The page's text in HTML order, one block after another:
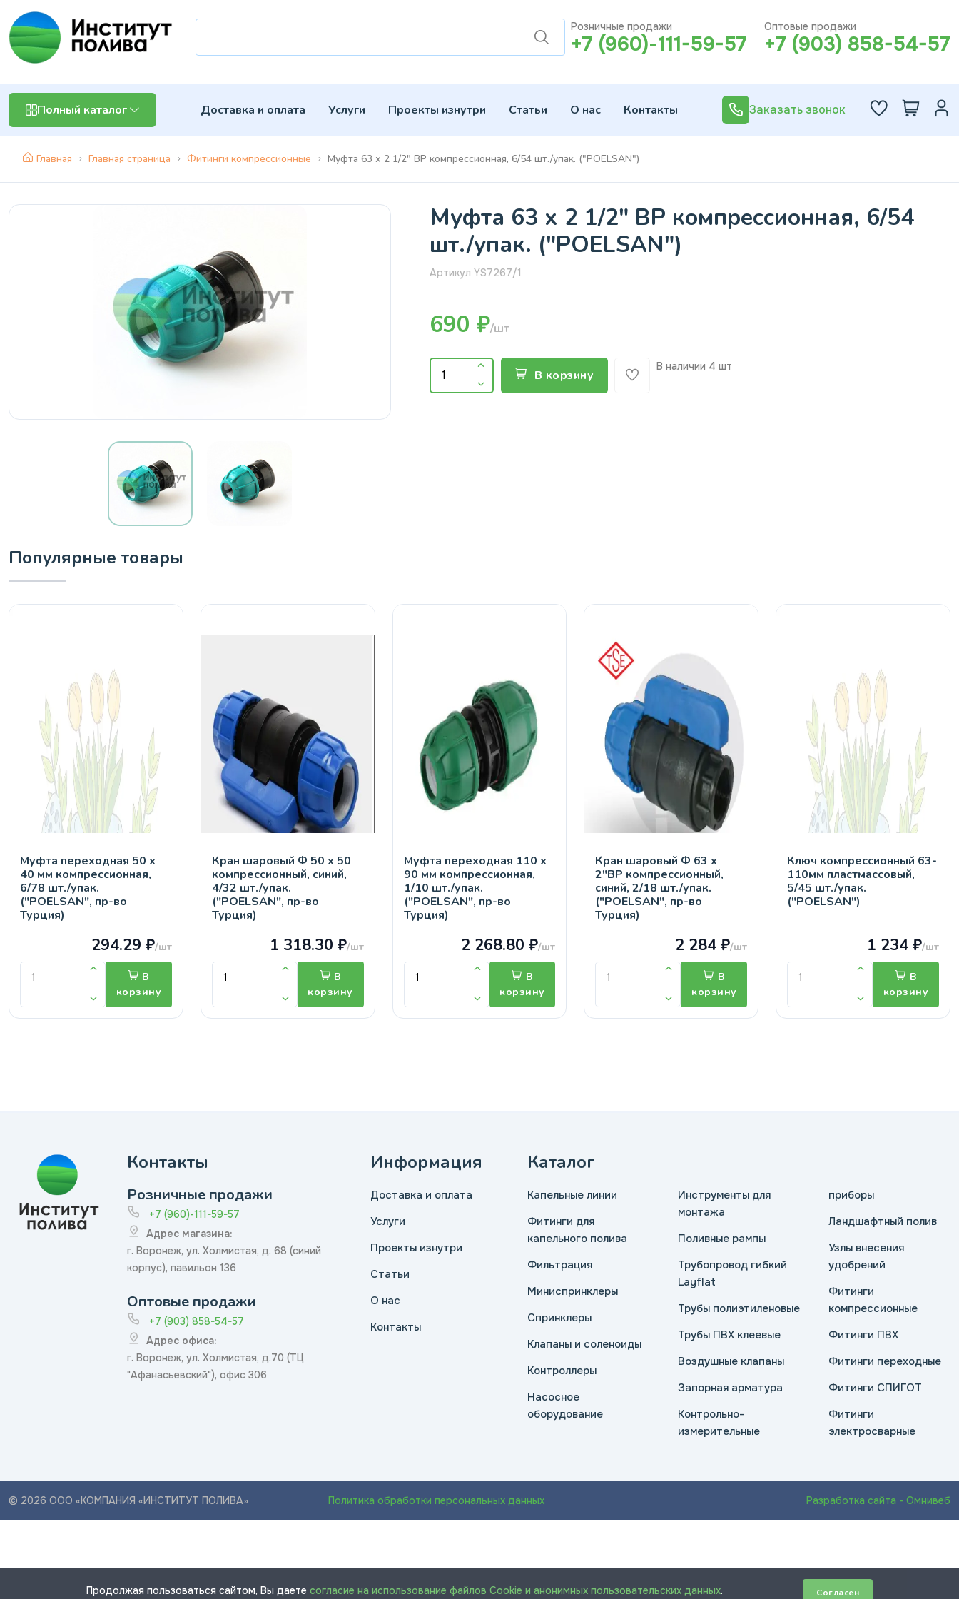
Розничные продажи
+7 (960)-111-59-57
Оптовые продажи
+7 (903) 858-54-57
Полный каталог Доставка и оплата Услуги Проекты изнутри Статьи О нас Контакты Заказать звонок
Главная Главная страница Фитинги компрессионные Муфта 63 х 2 1/2" ВР компрессионная, 6/54 шт./упак. ("POELSAN")
Муфта 63 х 2 1/2" ВР компрессионная, 6/54
шт./упак. ("POELSAN")
Артикул YS7267/1
690 ₽/шт
В корзину
В наличии 4 шт
Популярные товары
Муфта переходная 50 х
40 мм компрессионная,
6/78 шт./упак.
("POELSAN", пр-во
Турция)
294.29 ₽/шт
В
корзину
Кран шaровый Ф 50 х 50
компрессионный, синий,
4/32 шт./упак.
("POELSAN", пр-во
Турция)
1 318.30 ₽/шт
В
корзину
Муфта переходная 110 х
90 мм компрессионная,
1/10 шт./упак.
("POELSAN", пр-во
Турция)
2 268.80 ₽/шт
В
корзину
Кран шaровый Ф 63 х
2"ВР компрессионный,
синий, 2/18 шт./упак.
("POELSAN", пр-во
Турция)
2 284 ₽/шт
В
корзину
Ключ компрессионный 63-
110мм пластмассовый,
5/45 шт./упак.
("POELSAN")
1 234 ₽/шт
В
корзину
Контакты
Розничные продажи
+7 (960)-111-59-57
Адрес магазина:
г. Воронеж, ул. Холмистая, д. 68 (синий
корпус), павильон 136
Оптовые продажи
+7 (903) 858-54-57
Адрес офиса:
г. Воронеж, ул. Холмистая, д.70 (ТЦ
"Афанасьевский"), офис 306
Информация
Доставка и оплата
Услуги
Проекты изнутри
Статьи
О нас
Контакты
Каталог
Капельные линии
Фитинги для
капельного полива
Фильтрация
Миниспринклеры
Спринклеры
Клапаны и соленоиды
Контроллеры
Насосное
оборудование
Инструменты для
монтажа
Поливные рампы
Трубопровод гибкий
Layflat
Трубы полиэтиленовые
Трубы ПВХ клеевые
Воздушные клапаны
Запорная арматура
Контрольно-
измерительные
приборы
Ландшафтный полив
Узлы внесения
удобрений
Фитинги
компрессионные
Фитинги ПВХ
Фитинги переходные
Фитинги СПИГОТ
Фитинги
электросварные
© 2026 ООО «КОМПАНИЯ «ИНСТИТУТ ПОЛИВА» Политика обработки персональных данных Разработка сайта - Омнивеб
Продолжая пользоваться сайтом, Вы даете согласие на использование файлов Cookie и анонимных пользовательских данных. Согласен